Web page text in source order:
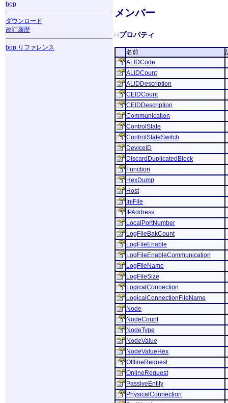
bop
ダウンロード
改訂履歴
bop リファレンス
メンバー
プロパティ
名前
ALIDCode
ALIDCount
ALIDDescription
CEIDCount
CEIDDescription
Communication
ControlState
ControlStateSwitch
DeviceID
DiscardDuplicatedBlock
Function
HexDump
Host
IniFile
IPAddress
LocalPortNumber
LogFileBakCount
LogFileEnable
LogFileEnableCommunication
LogFileName
LogFileSize
LogicalConnection
LogicalConnectionFileName
Node
NodeCount
NodeType
NodeValue
NodeValueHex
OfflineRequest
OnlineRequest
PassiveEntity
PhysicalConnection